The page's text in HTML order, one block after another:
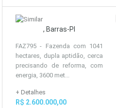
, Barras-PI
FAZ795 - Fazenda com 1041
hectares, dupla aptidão, cerca
precisando de reforma, com
energia, 3600 met...
+ Detalhes
R$ 2.600.000,00